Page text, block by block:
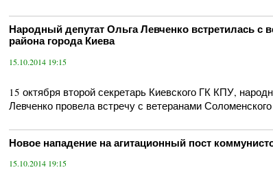
Народный депутат Ольга Левченко встретилась с
района города Киева
15.10.2014 19:15
15 октября второй секретарь Киевского ГК КПУ,
Левченко провела встречу с ветеранами
Новое нападение на агитационный пост
15.10.2014 19:15